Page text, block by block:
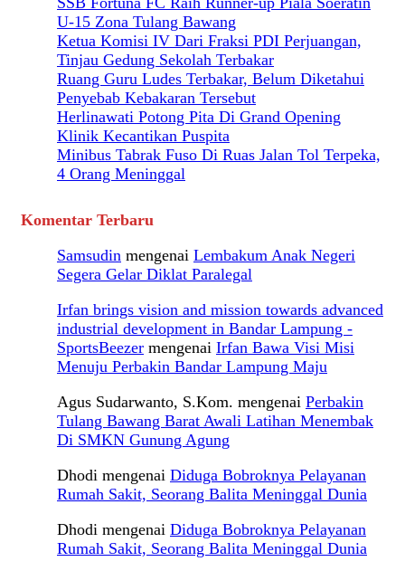
U-15 Zona Tulang Bawang
Ketua Komisi IV Dari Fraksi PDI Perjuangan,
Tinjau Gedung Sekolah Terbakar
Ruang Guru Ludes Terbakar, Belum Diketahui
Penyebab Kebakaran Tersebut
Herlinawati Potong Pita Di Grand Opening
Klinik Kecantikan Puspita
Minibus Tabrak Fuso Di Ruas Jalan Tol Terpeka,
4 Orang Meninggal
Komentar Terbaru
Samsudin mengenai Lembakum Anak Negeri
Segera Gelar Diklat Paralegal
Irfan brings vision and mission towards advanced
industrial development in Bandar Lampung -
SportsBeezer mengenai Irfan Bawa Visi Misi
Menuju Perbakin Bandar Lampung Maju
Agus Sudarwanto, S.Kom. mengenai Perbakin
Tulang Bawang Barat Awali Latihan Menembak
Di SMKN Gunung Agung
Dhodi mengenai Diduga Bobroknya Pelayanan
Rumah Sakit, Seorang Balita Meninggal Dunia
Dhodi mengenai Diduga Bobroknya Pelayanan
Rumah Sakit, Seorang Balita Meninggal Dunia